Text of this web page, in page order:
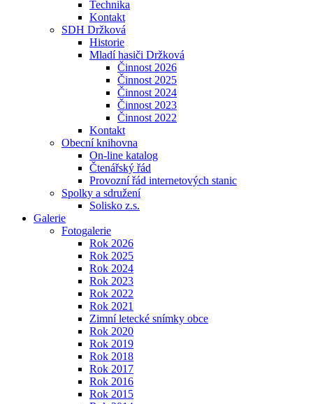
Technika
Kontakt
SDH Držková
Historie
Mladí hasiči Držková
Činnost 2026
Činnost 2025
Činnost 2024
Činnost 2023
Činnost 2022
Kontakt
Obecní knihovna
On-line katalog
Čtenářský řád
Provozní řád internetových stanic
Spolky a sdružení
Solisko z.s.
Galerie
Fotogalerie
Rok 2026
Rok 2025
Rok 2024
Rok 2023
Rok 2022
Rok 2021
Zimní letecké snímky obce
Rok 2020
Rok 2019
Rok 2018
Rok 2017
Rok 2016
Rok 2015